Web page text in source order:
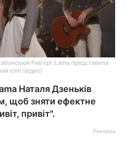
Рив'єрі: Lama представила
кліп (відео)
Наталя Дзеньків
щоб зняти ефектне
привіт".
Реклама